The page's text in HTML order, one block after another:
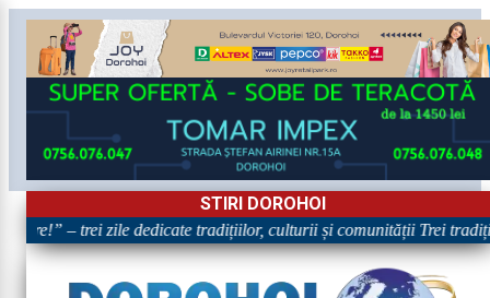
STIRI DOROHOI
– trei zile dedicate tradițiilor, culturii și comunității Trei